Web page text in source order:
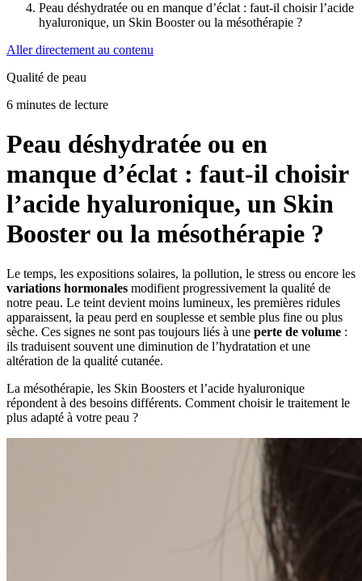
Peau déshydratée ou en manque d’éclat : faut-il choisir l’acide
hyaluronique, un Skin Booster ou la mésothérapie ?
Aller directement au contenu
Qualité de peau
6 minutes de lecture
Peau déshydratée ou en
manque d’éclat : faut-il choisir
l’acide hyaluronique, un Skin
Booster ou la mésothérapie ?
Le temps, les expositions solaires, la pollution, le stress ou encore les
variations hormonales modifient progressivement la qualité de
notre peau. Le teint devient moins lumineux, les premières ridules
apparaissent, la peau perd en souplesse et semble plus fine ou plus
sèche. Ces signes ne sont pas toujours liés à une perte de volume :
ils traduisent souvent une diminution de l’hydratation et une
altération de la qualité cutanée.
La mésothérapie, les Skin Boosters et l’acide hyaluronique
répondent à des besoins différents. Comment choisir le traitement le
plus adapté à votre peau ?